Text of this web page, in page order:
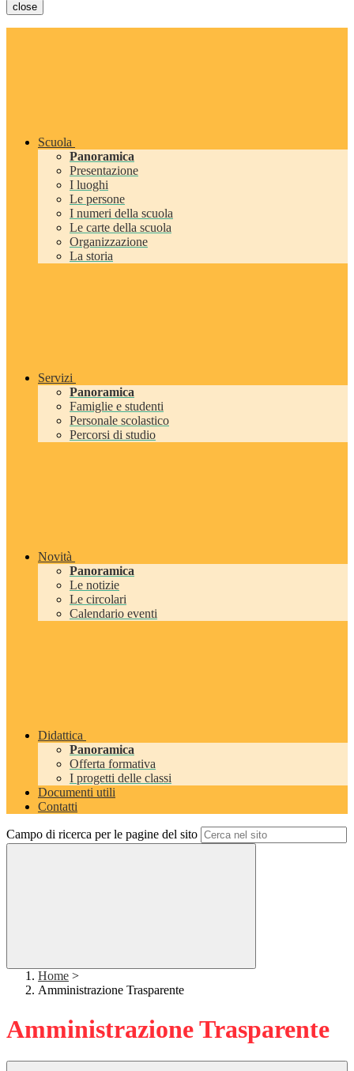
close
Scuola
Panoramica
Presentazione
I luoghi
Le persone
I numeri della scuola
Le carte della scuola
Organizzazione
La storia
Servizi
Panoramica
Famiglie e studenti
Personale scolastico
Percorsi di studio
Novità
Panoramica
Le notizie
Le circolari
Calendario eventi
Didattica
Panoramica
Offerta formativa
I progetti delle classi
Documenti utili
Contatti
Campo di ricerca per le pagine del sito
Home >
Amministrazione Trasparente
Amministrazione Trasparente